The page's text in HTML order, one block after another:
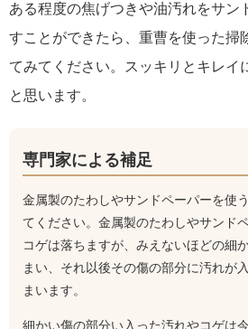
ある程度の焦げつきや油汚れをサン
すことができたら、重曹を使った掃
てみてください。スッキリとキレイ
と思います。
専門家による補足
金属製のたわしやサンドペーパーを使
てください。金属製のたわしやサンド
コゲは落ちますが、みえないほどの細
まい、それ以後その傷の部分に汚れが
まいます。
細かい傷の部分い入った汚れやコゲは